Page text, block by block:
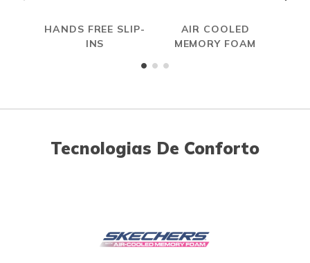
HANDS FREE SLIP-
INS
AIR COOLED
MEMORY FOAM
Tecnologias De Conforto